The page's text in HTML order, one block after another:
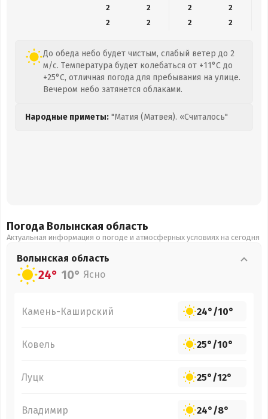
2
2 2
2
2
2 2 2
До обеда небо будет чистым, слабый ветер до 2
м/с. Температура будет колебаться от +11°C до
+25°C, отличная погода для пребывания на улице.
Вечером небо затянется облаками.
Народные приметы: "Матия (Матвея). «Считалось"
Погода Волынская область
Актуальная информация о погоде и атмосферных условиях на сегодня
Волынская область
24° 10° Ясно
Камень-Каширский 24°/10°
Ковель 25°/10°
Луцк 25°/12°
Владимир 24°/8°